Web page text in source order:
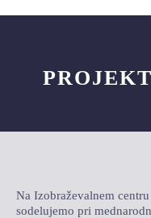
VIŠJA ŠOLA
LOKALNA TOČKA
Na Izobraževalnem
sodelujemo pri